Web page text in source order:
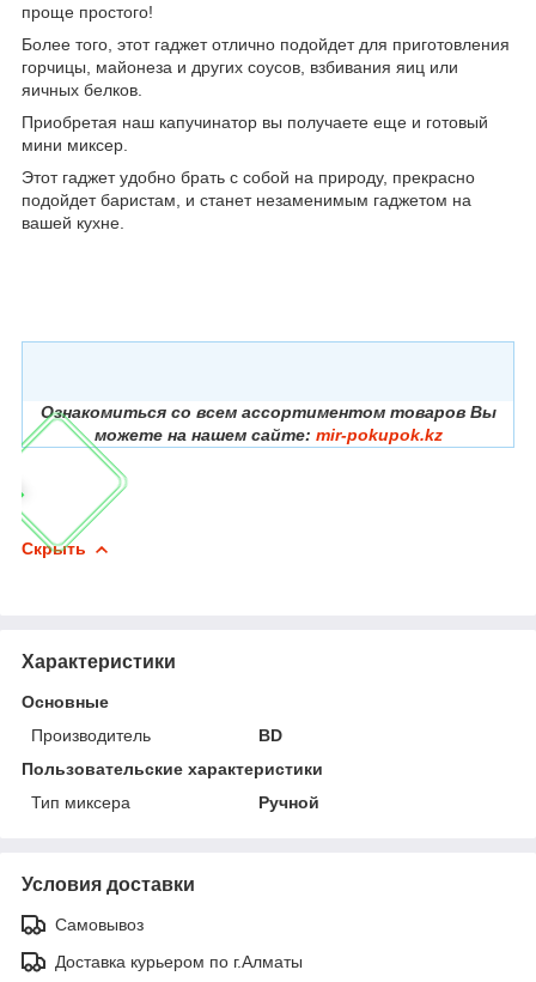
проще простого!
Более того, этот гаджет отлично подойдет для приготовления
горчицы, майонеза и других соусов, взбивания яиц или
яичных белков.
Приобретая наш капучинатор вы получаете еще и готовый
мини миксер.
Этот гаджет удобно брать с собой на природу, прекрасно
подойдет баристам, и станет незаменимым гаджетом на
вашей кухне.
Ознакомиться со всем ассортиментом товаров Вы
можете на нашем сайте: mir-pokupok.kz
Скрыть
Характеристики
Основные
Производитель
BD
Пользовательские характеристики
Тип миксера
Ручной
Условия доставки
Самовывоз
Доставка курьером по г.Алматы